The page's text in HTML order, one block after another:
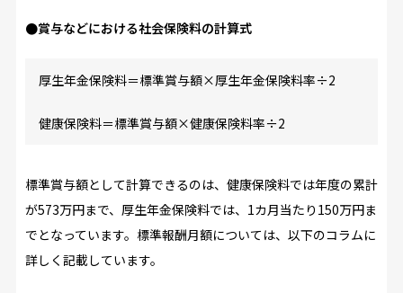
●賞与などにおける社会保険料の計算式
厚生年金保険料＝標準賞与額×厚生年金保険料率÷2
健康保険料＝標準賞与額×健康保険料率÷2
標準賞与額として計算できるのは、健康保険料では年度の累計
が573万円まで、厚生年金保険料では、1カ月当たり150万円ま
でとなっています。標準報酬月額については、以下のコラムに
詳しく記載しています。